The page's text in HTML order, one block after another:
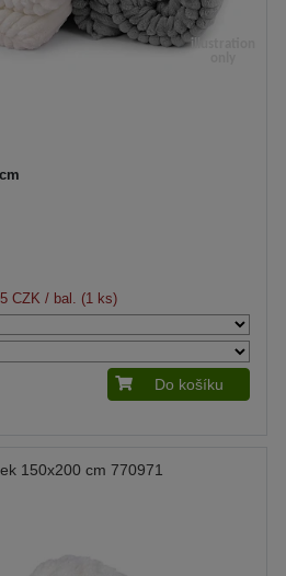
CZK / bal. (1 ks)
Do košíku
150x200 cm 770971